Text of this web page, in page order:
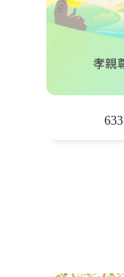
633